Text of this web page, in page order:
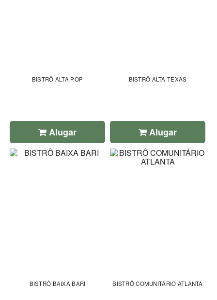
BISTRÔ ALTA POP
Alugar
BISTRÔ ALTA TEXAS
Alugar
BISTRÔ BAIXA BARI BISTRÔ COMUNITÁRIO ATLANTA